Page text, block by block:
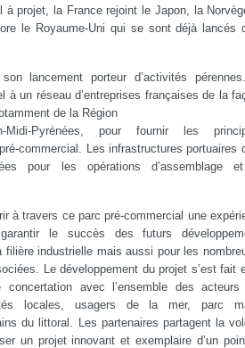
à projet, la France rejoint le Japon, la
le Royaume-Uni qui se sont déjà lancés
lancement porteur d’activités
à un réseau d’entreprises françaises de la
de la Région
Midi-Pyrénées, pour fournir les
commercial. Les infrastructures portuaires
pour les opérations d’assemblage
à travers ce parc pré-commercial une
le succès des futurs
filière industrielle mais aussi pour les
Le développement du projet s’est fait
concertation avec l’ensemble des acteurs
locales, usagers de la mer, parc
du littoral. Les partenaires partagent la
un projet innovant et exemplaire d’un